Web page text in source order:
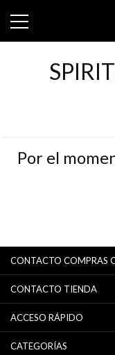
Por el
CONTACTO COMPRAS
CONTACTO TIENDA
ACCESO RÁPIDO
CATEGORÍAS